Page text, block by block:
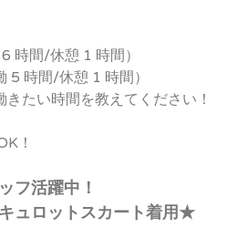
時間/休憩 1 時間）
5 時間/休憩 1 時間）
たい時間を教えてください！
！
フ活躍中！
ュロットスカート着用★